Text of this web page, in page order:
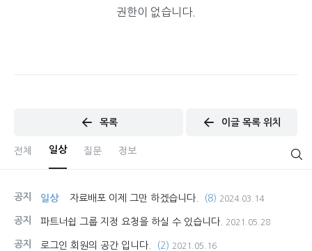
권한이 없습니다.
목록 이글 목록 위치
전체 일상 질문 정보
공지 일상 자료배포 이제 그만 하겠습니다. (8) 2024.03.14
공지 파트너쉽 그룹 지정 요청을 하실 수 있습니다. 2021.05.28
공지 로그인 회원의 공간 입니다. (2) 2021.05.16